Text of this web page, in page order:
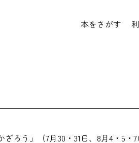
本をさがす
ろう」（7月30・31日、8月4・5・7